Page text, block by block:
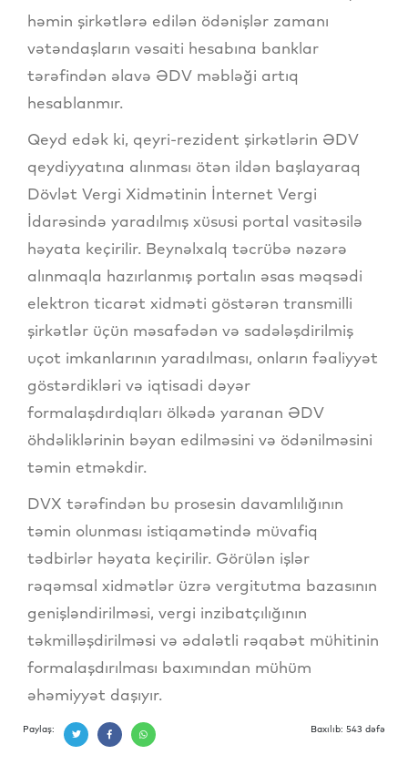
həmin şirkətlərə edilən ödənişlər zamanı
vətəndaşların vəsaiti hesabına banklar
tərəfindən əlavə ƏDV məbləği artıq
hesablanmır.
Qeyd edək ki, qeyri-rezident şirkətlərin ƏDV
qeydiyyatına alınması ötən ildən başlayaraq
Dövlət Vergi Xidmətinin İnternet Vergi
İdarəsində yaradılmış xüsusi portal vasitəsilə
həyata keçirilir. Beynəlxalq təcrübə nəzərə
alınmaqla hazırlanmış portalın əsas məqsədi
elektron ticarət xidməti göstərən transmilli
şirkətlər üçün məsafədən və sadələşdirilmiş
uçot imkanlarının yaradılması, onların fəaliyyət
göstərdikləri və iqtisadi dəyər
formalaşdırdıqları ölkədə yaranan ƏDV
öhdəliklərinin bəyan edilməsini və ödənilməsini
təmin etməkdir.
DVX tərəfindən bu prosesin davamlılığının
təmin olunması istiqamətində müvafiq
tədbirlər həyata keçirilir. Görülən işlər
rəqəmsal xidmətlər üzrə vergitutma bazasının
genişləndirilməsi, vergi inzibatçılığının
təkmilləşdirilməsi və ədalətli rəqabət mühitinin
formalaşdırılması baxımından mühüm
əhəmiyyət daşıyır.
Paylaş: Baxılıb: 543 dəfə